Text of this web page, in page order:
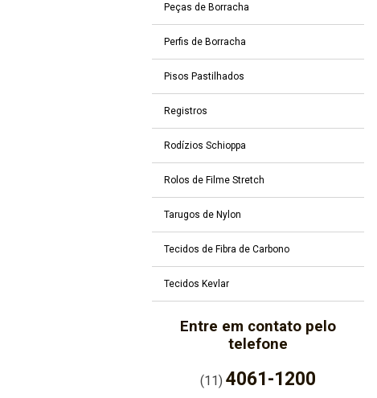
Peças de Borracha
Perfis de Borracha
Pisos Pastilhados
Registros
Rodízios Schioppa
Rolos de Filme Stretch
Tarugos de Nylon
Tecidos de Fibra de Carbono
Tecidos Kevlar
Entre em contato pelo
telefone
(11)4061-1200